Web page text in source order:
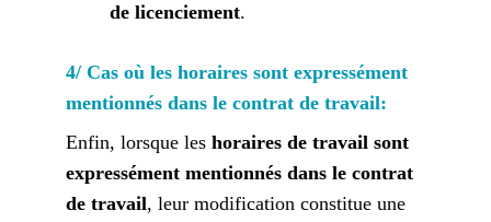
de licenciement.
4/ Cas où les horaires sont expressément
mentionnés dans le contrat de travail:
Enfin, lorsque les horaires de travail sont
expressément mentionnés dans le contrat
de travail, leur modification constitue une